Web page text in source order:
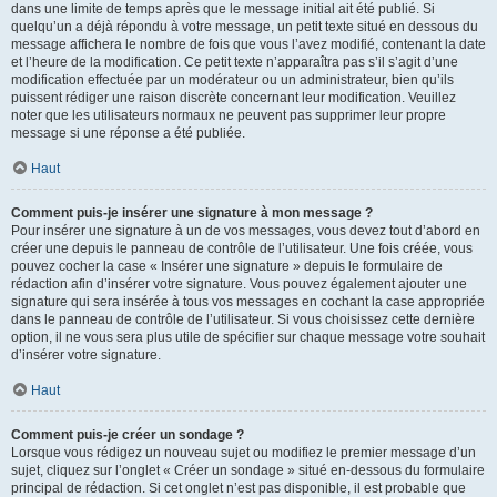
dans une limite de temps après que le message initial ait été publié. Si
quelqu’un a déjà répondu à votre message, un petit texte situé en dessous du
message affichera le nombre de fois que vous l’avez modifié, contenant la date
et l’heure de la modification. Ce petit texte n’apparaîtra pas s’il s’agit d’une
modification effectuée par un modérateur ou un administrateur, bien qu’ils
puissent rédiger une raison discrète concernant leur modification. Veuillez
noter que les utilisateurs normaux ne peuvent pas supprimer leur propre
message si une réponse a été publiée.
Haut
Comment puis-je insérer une signature à mon message ?
Pour insérer une signature à un de vos messages, vous devez tout d’abord en
créer une depuis le panneau de contrôle de l’utilisateur. Une fois créée, vous
pouvez cocher la case « Insérer une signature » depuis le formulaire de
rédaction afin d’insérer votre signature. Vous pouvez également ajouter une
signature qui sera insérée à tous vos messages en cochant la case appropriée
dans le panneau de contrôle de l’utilisateur. Si vous choisissez cette dernière
option, il ne vous sera plus utile de spécifier sur chaque message votre souhait
d’insérer votre signature.
Haut
Comment puis-je créer un sondage ?
Lorsque vous rédigez un nouveau sujet ou modifiez le premier message d’un
sujet, cliquez sur l’onglet « Créer un sondage » situé en-dessous du formulaire
principal de rédaction. Si cet onglet n’est pas disponible, il est probable que